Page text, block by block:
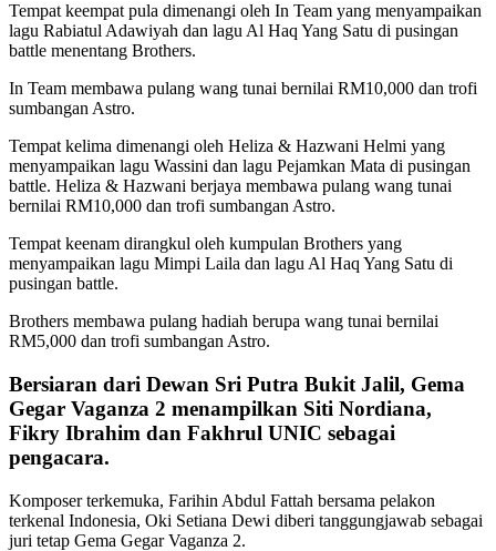
Tempat keempat pula dimenangi oleh In Team yang menyampaikan
lagu Rabiatul Adawiyah dan lagu Al Haq Yang Satu di pusingan
battle menentang Brothers.
In Team membawa pulang wang tunai bernilai RM10,000 dan trofi
sumbangan Astro.
Tempat kelima dimenangi oleh Heliza & Hazwani Helmi yang
menyampaikan lagu Wassini dan lagu Pejamkan Mata di pusingan
battle. Heliza & Hazwani berjaya membawa pulang wang tunai
bernilai RM10,000 dan trofi sumbangan Astro.
Tempat keenam dirangkul oleh kumpulan Brothers yang
menyampaikan lagu Mimpi Laila dan lagu Al Haq Yang Satu di
pusingan battle.
Brothers membawa pulang hadiah berupa wang tunai bernilai
RM5,000 dan trofi sumbangan Astro.
Bersiaran dari Dewan Sri Putra Bukit Jalil, Gema
Gegar Vaganza 2 menampilkan Siti Nordiana,
Fikry Ibrahim dan Fakhrul UNIC sebagai
pengacara.
Komposer terkemuka, Farihin Abdul Fattah bersama pelakon
terkenal Indonesia, Oki Setiana Dewi diberi tanggungjawab sebagai
juri tetap Gema Gegar Vaganza 2.